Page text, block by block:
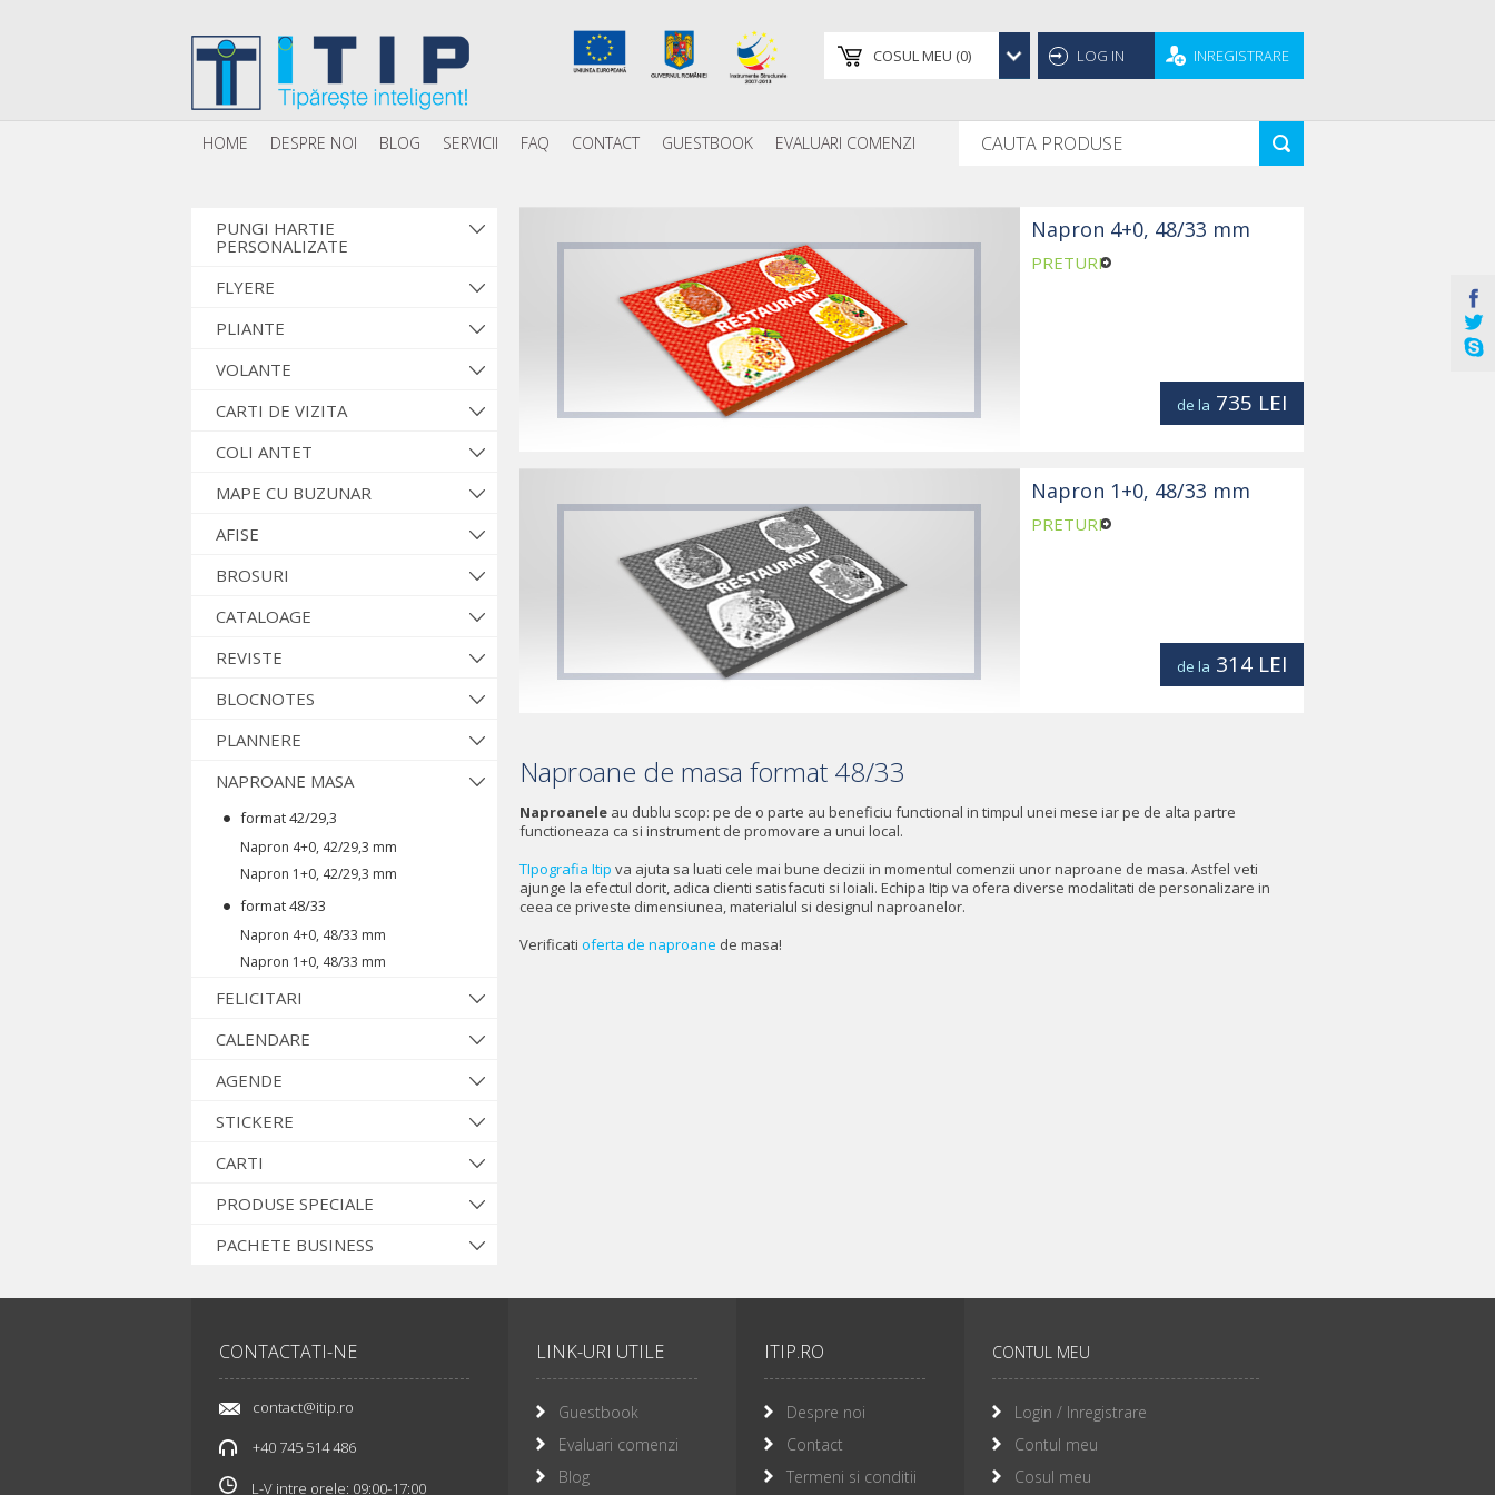
LOG IN INREGISTRARE
COSUL MEU (0)
HOME DESPRE NOI BLOG SERVICII FAQ CONTACT GUESTBOOK EVALUARI COMENZI
PUNGI HARTIE
PERSONALIZATE
FLYERE
PLIANTE
VOLANTE
CARTI DE VIZITA
COLI ANTET
MAPE CU BUZUNAR
AFISE
BROSURI
CATALOAGE
REVISTE
BLOCNOTES
PLANNERE
NAPROANE MASA
format 42/29,3
Napron 4+0, 42/29,3 mm
Napron 1+0, 42/29,3 mm
format 48/33
Napron 4+0, 48/33 mm
Napron 1+0, 48/33 mm
FELICITARI
CALENDARE
AGENDE
STICKERE
CARTI
PRODUSE SPECIALE
PACHETE BUSINESS
de la 735 LEI
Napron 4+0, 48/33 mm
PRETURI
de la 314 LEI
Napron 1+0, 48/33 mm
PRETURI
Naproane de masa format 48/33
Naproanele au dublu scop: pe de o parte au beneficiu functional in timpul unei mese iar pe de alta partre
functioneaza ca si instrument de promovare a unui local.
TIpografia Itip va ajuta sa luati cele mai bune decizii in momentul comenzii unor naproane de masa. Astfel veti
ajunge la efectul dorit, adica clienti satisfacuti si loiali. Echipa Itip va ofera diverse modalitati de personalizare in
ceea ce priveste dimensiunea, materialul si designul naproanelor.
Verificati oferta de naproane de masa!
CONTACTATI-NE
contact@itip.ro
+40 745 514 486
L-V intre orele: 09:00-17:00
LINK-URI UTILE
Guestbook
Evaluari comenzi
Blog
ITIP.RO
Despre noi
Contact
Termeni si conditii
CONTUL MEU
Login / Inregistrare
Contul meu
Cosul meu